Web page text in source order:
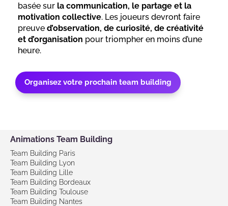
basée sur la communication, le partage et la
motivation collective. Les joueurs devront faire
preuve d’observation, de curiosité, de créativité
et d’organisation pour triompher en moins d’une
heure.
Organisez votre prochain team building
Animations Team Building
Team Building Paris
Team Building Lyon
Team Building Lille
Team Building Bordeaux
Team Building Toulouse
Team Building Nantes